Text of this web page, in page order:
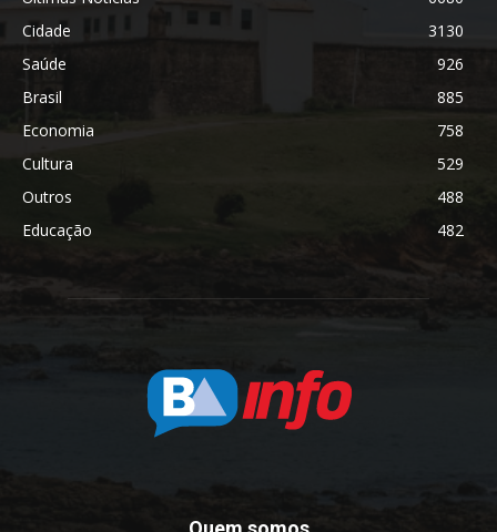
Cidade
3130
Saúde
926
Brasil
885
Economia
758
Cultura
529
Outros
488
Educação
482